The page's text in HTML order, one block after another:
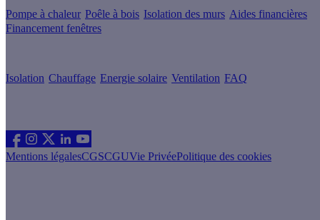
Pompe à chaleur Poêle à bois Isolation des murs Aides financières
Financement fenêtres
Isolation Chauffage Energie solaire Ventilation FAQ
Mentions légalesCGSCGUVie PrivéePolitique des cookies